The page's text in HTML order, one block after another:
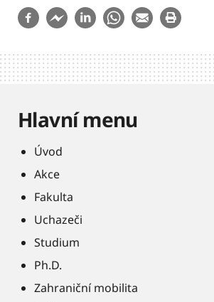
Hlavní menu
Úvod
Akce
Fakulta
Uchazeči
Studium
Ph.D.
Zahraniční mobilita